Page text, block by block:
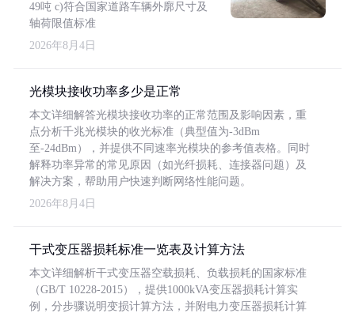
49吨 c)符合国家道路车辆外廓尺寸及
轴荷限值标准
2026年8月4日
光模块接收功率多少是正常
本文详细解答光模块接收功率的正常范围及影响因素，重
点分析千兆光模块的收光标准（典型值为-3dBm
至-24dBm），并提供不同速率光模块的参考值表格。同时
解释功率异常的常见原因（如光纤损耗、连接器问题）及
解决方案，帮助用户快速判断网络性能问题。
2026年8月4日
干式变压器损耗标准一览表及计算方法
本文详细解析干式变压器空载损耗、负载损耗的国家标准
（GB/T 10228-2015），提供1000kVA变压器损耗计算实
例，分步骤说明变损计算方法，并附电力变压器损耗计算